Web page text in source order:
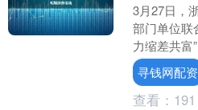
3月27日，
部门单位联
力缩差共富
技下乡现场
市农业农村
寻钱网配资
查看： 191